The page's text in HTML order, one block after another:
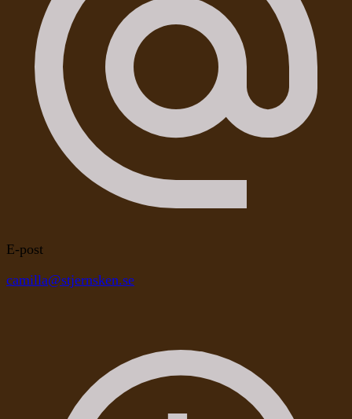
E-post
camilla@stjernsken.se